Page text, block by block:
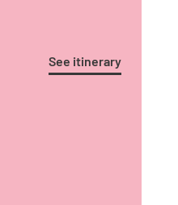
See itinerary